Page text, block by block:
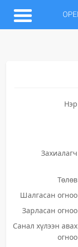
Нэр
Захиалагч
Төлөв
Шалгасан огноо
Зарласан огноо
Санал хүлээн авах
огноо